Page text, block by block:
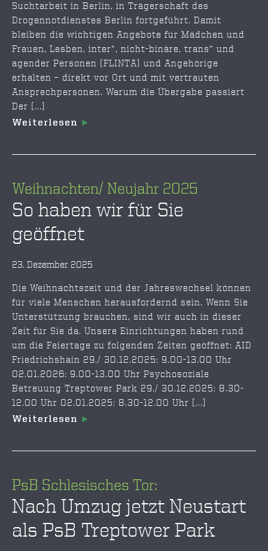
Suchtarbeit in Berlin, in Trägerschaft des
Drogennotdienstes Berlin fortgeführt. Damit
bleiben die wichtigen Angebote für Mädchen und
Frauen, Lesben, inter*, nicht-binäre, trans* und
agender Personen (FLINTA) und Angehörige
erhalten – direkt vor Ort und mit vertrauten
Ansprechpersonen. Warum die Übergabe passiert
Der [...]
Weiterlesen
Weihnachten/ Neujahr 2025
So haben wir für Sie
geöffnet
23. Dezember 2025
Die Weihnachtszeit und der Jahreswechsel können
für viele Menschen herausfordernd sein. Wenn Sie
Unterstützung brauchen, sind wir auch in dieser
Zeit für Sie da. Unsere Einrichtungen haben rund
um die Feiertage zu folgenden Zeiten geöffnet: AID
Friedrichshain 29./ 30.12.2025: 9.00-13.00 Uhr
02.01.2026: 9.00-13.00 Uhr Psychosoziale
Betreuung Treptower Park 29./ 30.12.2025: 8.30-
12.00 Uhr 02.01.2025: 8.30-12.00 Uhr [...]
Weiterlesen
PsB Schlesisches Tor:
Nach Umzug jetzt Neustart
als PsB Treptower Park